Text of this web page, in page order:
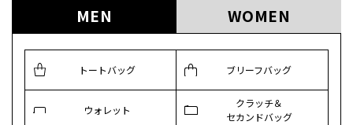
MEN WOMEN
トートバッグ ブリーフバッグ
ウォレット
クラッチ＆
セカンドバッグ